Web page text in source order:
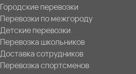
Городские перевозки
Перевозки по межгороду
Детские перевозки
Перевозка школьников
Доставка сотрудников
Перевозка спортсменов